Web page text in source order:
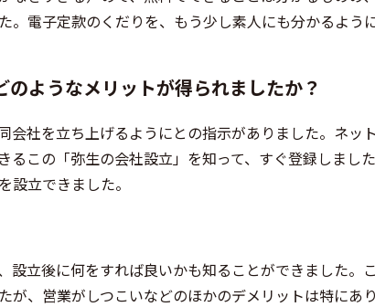
。電子定款のくだりを、もう少し素人にも分かるよう
ようなメリットが得られましたか？
会社を立ち上げるようにとの指示がありました。ネッ
この「弥生の会社設立」を知って、すぐ登録しまし
設立できました。
設立後に何をすれば良いかも知ることができました。
が、営業がしつこいなどのほかのデメリットは特にあ